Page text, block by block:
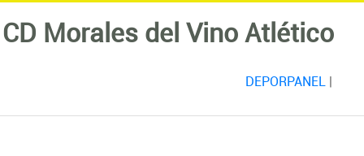
CD Morales del Vino Atlético
DEPORPANEL|